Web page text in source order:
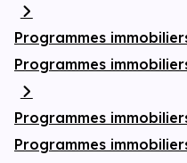
Programmes
Programmes
Programmes
Programmes